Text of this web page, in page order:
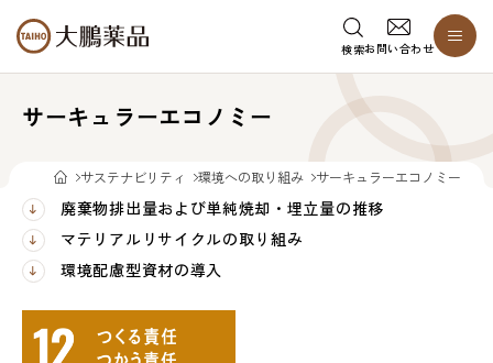
検索お問い合わせ
サーキュラーエコノミー
サステナビリティ 環境への取り組み サーキュラーエコノミー
廃棄物排出量および単純焼却・埋立量の推移
マテリアルリサイクルの取り組み
環境配慮型資材の導入